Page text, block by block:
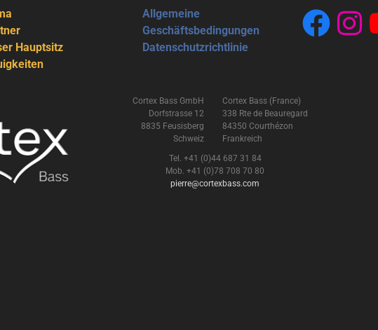
Hauptsitz
Allgemeine
Geschäftsbedingungen
Datenschutzrichtlinie
Cortex Bass GmbH
Dorfstrasse 12
8835 Feusisberg
Schweiz
Cortex Bass (France)
338 Rte de Beauregard
84350 Courthézon
Frankreich
Tel. +41 (0)44 687 31 84
Mob. +41 (0)78 708 70 80
pierre@cortexbass.com